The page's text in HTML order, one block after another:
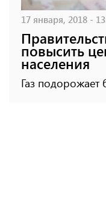
17 января, 2018 -
повысить
населения
Газ подорожает